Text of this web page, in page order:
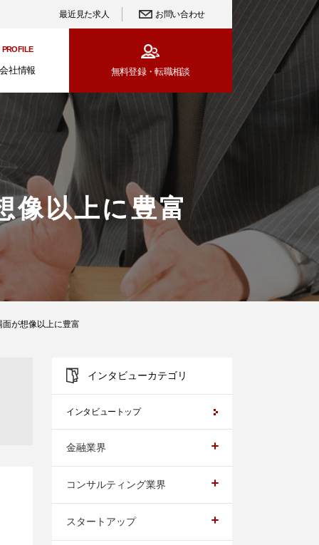
最近見た求人 お問い合わせ
PROFILE
会社情報 無料登録・転職相談
像以上に豊富
が想像以上に豊富
インタビューカテゴリ
インタビュートップ
金融業界
コンサルティング業界
スタートアップ